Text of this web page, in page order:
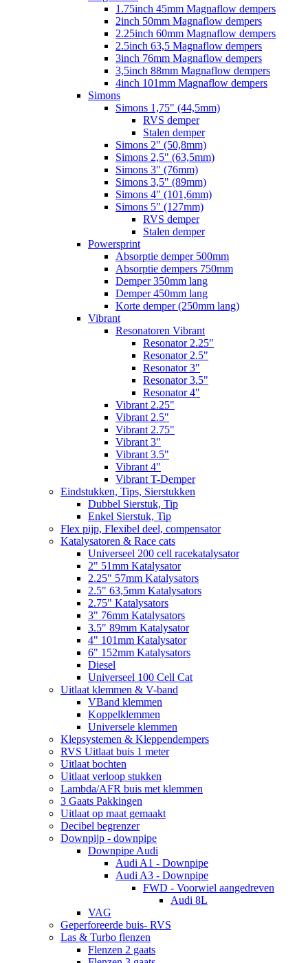
1.75inch 45mm Magnaflow dempers
2inch 50mm Magnaflow dempers
2.25inch 60mm Magnaflow dempers
2.5inch 63,5 Magnaflow dempers
3inch 76mm Magnaflow dempers
3,5inch 88mm Magnaflow dempers
4inch 101mm Magnaflow dempers
Simons
Simons 1,75" (44,5mm)
RVS demper
Stalen demper
Simons 2" (50,8mm)
Simons 2,5" (63,5mm)
Simons 3" (76mm)
Simons 3,5" (89mm)
Simons 4" (101,6mm)
Simons 5" (127mm)
RVS demper
Stalen demper
Powersprint
Absorptie demper 500mm
Absorptie dempers 750mm
Demper 350mm lang
Demper 450mm lang
Korte demper (250mm lang)
Vibrant
Resonatoren Vibrant
Resonator 2.25"
Resonator 2.5"
Resonator 3"
Resonator 3.5"
Resonator 4"
Vibrant 2.25"
Vibrant 2.5"
Vibrant 2.75"
Vibrant 3"
Vibrant 3.5"
Vibrant 4"
Vibrant T-Demper
Eindstukken, Tips, Sierstukken
Dubbel Sierstuk, Tip
Enkel Sierstuk, Tip
Flex pijp, Flexibel deel, compensator
Katalysatoren & Race cats
Universeel 200 cell racekatalysator
2" 51mm Katalysator
2.25" 57mm Katalysators
2.5" 63,5mm Katalysators
2.75" Katalysators
3" 76mm Katalysators
3.5" 89mm Katalysator
4" 101mm Katalysator
6" 152mm Katalysators
Diesel
Universeel 100 Cell Cat
Uitlaat klemmen & V-band
VBand klemmen
Koppelklemmen
Universele klemmen
Klepsystemen & Kleppendempers
RVS Uitlaat buis 1 meter
Uitlaat bochten
Uitlaat verloop stukken
Lambda/AFR buis met klemmen
3 Gaats Pakkingen
Uitlaat op maat gemaakt
Decibel begrenzer
Downpijp - downpipe
Downpipe Audi
Audi A1 - Downpipe
Audi A3 - Downpipe
FWD - Voorwiel aangedreven
Audi 8L
VAG
Geperforeerde buis- RVS
Las & Turbo flenzen
Flenzen 2 gaats